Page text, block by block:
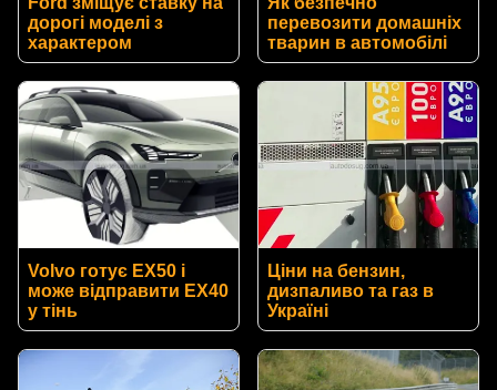
дорогі моделі з
характером
перевозити домашніх
тварин в автомобілі
Volvo готує EX50 і
може відправити EX40
у тінь
Ціни на бензин,
дизпаливо та газ в
Україні